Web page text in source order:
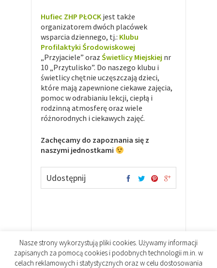
Hufiec ZHP PŁOCK jest także
organizatorem dwóch placówek
wsparcia dziennego, tj.: Klubu
Profilaktyki Środowiskowej
„Przyjaciele” oraz Świetlicy Miejskiej nr
10 „Przytulisko”. Do naszego klubu i
świetlicy chętnie uczęszczają dzieci,
które mają zapewnione ciekawe zajęcia,
pomoc w odrabianiu lekcji, ciepłą i
rodzinną atmosferę oraz wiele
różnorodnych i ciekawych zajęć.
Zachęcamy do zapoznania się z
naszymi jednostkami
Udostępnij
Nasze strony wykorzystują pliki cookies. Używamy informacji
zapisanych za pomocą cookies i podobnych technologii m.in. w
celach reklamowych i statystycznych oraz w celu dostosowania